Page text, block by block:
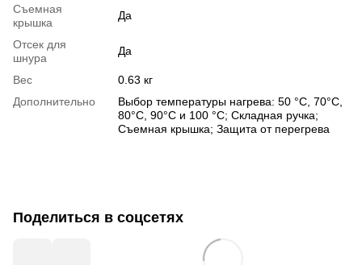
Съемная
крышка
Да
Отсек для
шнура
Да
Вес
0.63 кг
Дополнительно
Выбор температуры нагрева: 50 °C, 70°C,
80°C, 90°C и 100 °C; Складная ручка;
Съемная крышка; Защита от перегрева
Поделиться в соцсетях